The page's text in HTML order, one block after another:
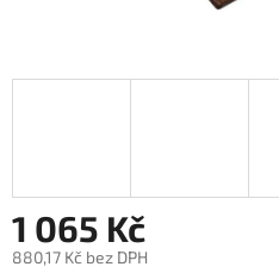
1 065 Kč
880,17 Kč bez DPH